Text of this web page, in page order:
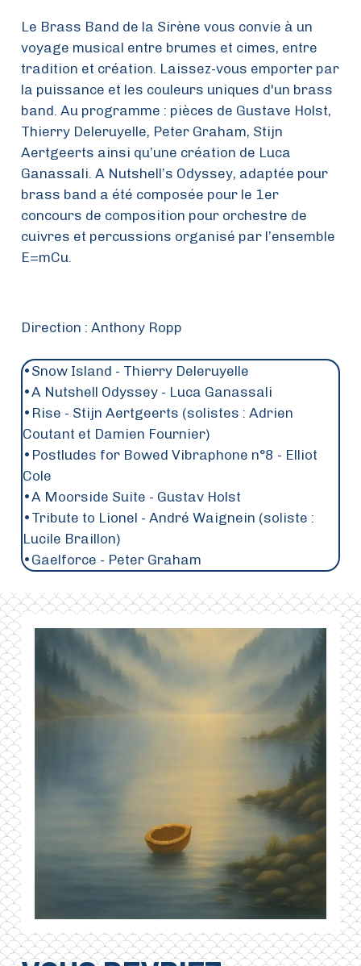
Le Brass Band de la Sirène vous convie à un
voyage musical entre brumes et cimes, entre
tradition et création. Laissez-vous emporter par
la puissance et les couleurs uniques d'un brass
band. Au programme : pièces de Gustave Holst,
Thierry Deleruyelle, Peter Graham, Stijn
Aertgeerts ainsi qu’une création de Luca
Ganassali. A Nutshell’s Odyssey, adaptée pour
brass band a été composée pour le 1er
concours de composition pour orchestre de
cuivres et percussions organisé par l’ensemble
E=mCu.
Direction : Anthony Ropp
•Snow Island - Thierry Deleruyelle
•A Nutshell Odyssey - Luca Ganassali
•Rise - Stijn Aertgeerts (solistes : Adrien
Coutant et Damien Fournier)
•Postludes for Bowed Vibraphone n°8 - Elliot
Cole
•A Moorside Suite - Gustav Holst
•Tribute to Lionel - André Waignein (soliste :
Lucile Braillon)
•Gaelforce - Peter Graham